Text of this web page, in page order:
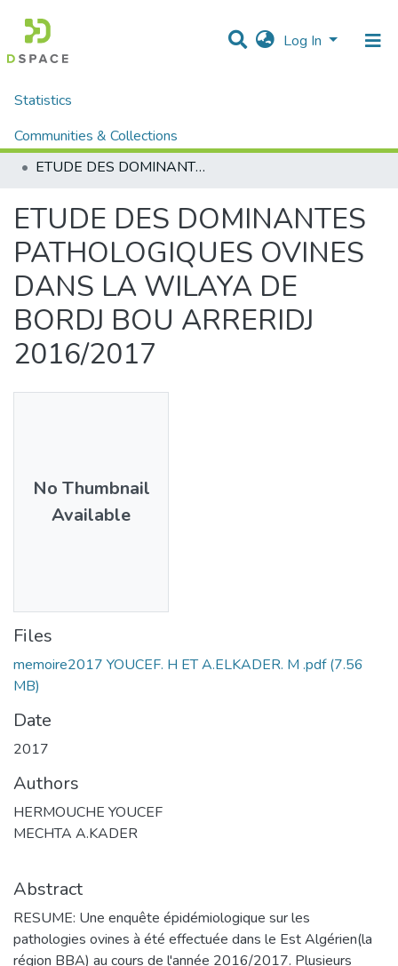
Log In
Statistics
Communities & Collections
All of DSpace
Home
Sciences Vétérinaire (Système classique)
ETUDE DES DOMINANTES PATHOLOGIQUES OVINES DANS LA WILAYA DE BORDJ BOU ARRERIDJ 2016/2017
ETUDE DES DOMINANTES
PATHOLOGIQUES OVINES
DANS LA WILAYA DE
BORDJ BOU ARRERIDJ
2016/2017
No Thumbnail
Available
Files
memoire2017 YOUCEF. H ET A.ELKADER. M .pdf (7.56
MB)
Date
2017
Authors
HERMOUCHE YOUCEF
MECHTA A.KADER
Abstract
RESUME: Une enquête épidémiologique sur les
pathologies ovines à été effectuée dans le Est Algérien(la
région BBA) au cours de l'année 2016/2017. Plusieurs